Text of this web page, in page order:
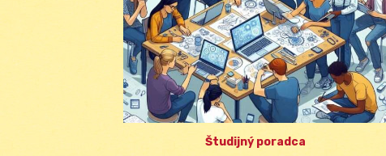
Študijný poradca